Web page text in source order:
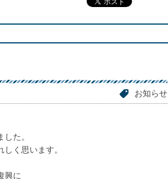
お知らせ
た。
く思います。
興に